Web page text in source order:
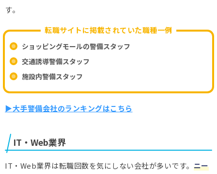
す。
転職サイトに掲載されていた職種一例
ショッピングモールの警備スタッフ
交通誘導警備スタッフ
施設内警備スタッフ
▶大手警備会社のランキングはこちら
IT・Web業界
IT・Web業界は転職回数を気にしない会社が多いです。 ニー